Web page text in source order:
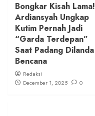
Bongkar Kisah Lama!
Ardiansyah Ungkap
Kutim Pernah Jadi
“Garda Terdepan”
Saat Padang Dilanda
Bencana
Redaksi
December 1, 2025
0